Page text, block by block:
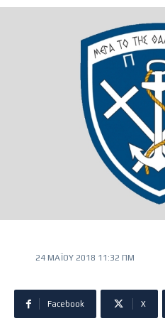
24 ΜΑΪ́ΟΥ 2018 11:32 ΠΜ
Facebook X